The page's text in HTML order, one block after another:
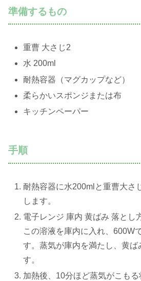
準備するもの
重曹 大さじ2
水 200ml
耐熱容器（マグカップなど）
柔らかいスポンジまたは布
キッチンペーパー
手順
耐熱容器に水200mlと重曹大さ
します。
電子レンジ 庫内 黄ばみ 落とし
この溶液を庫内に入れ、600W
す。蒸気が庫内を満たし、黄ば
す。
加熱後、10分ほど蒸気がこもる